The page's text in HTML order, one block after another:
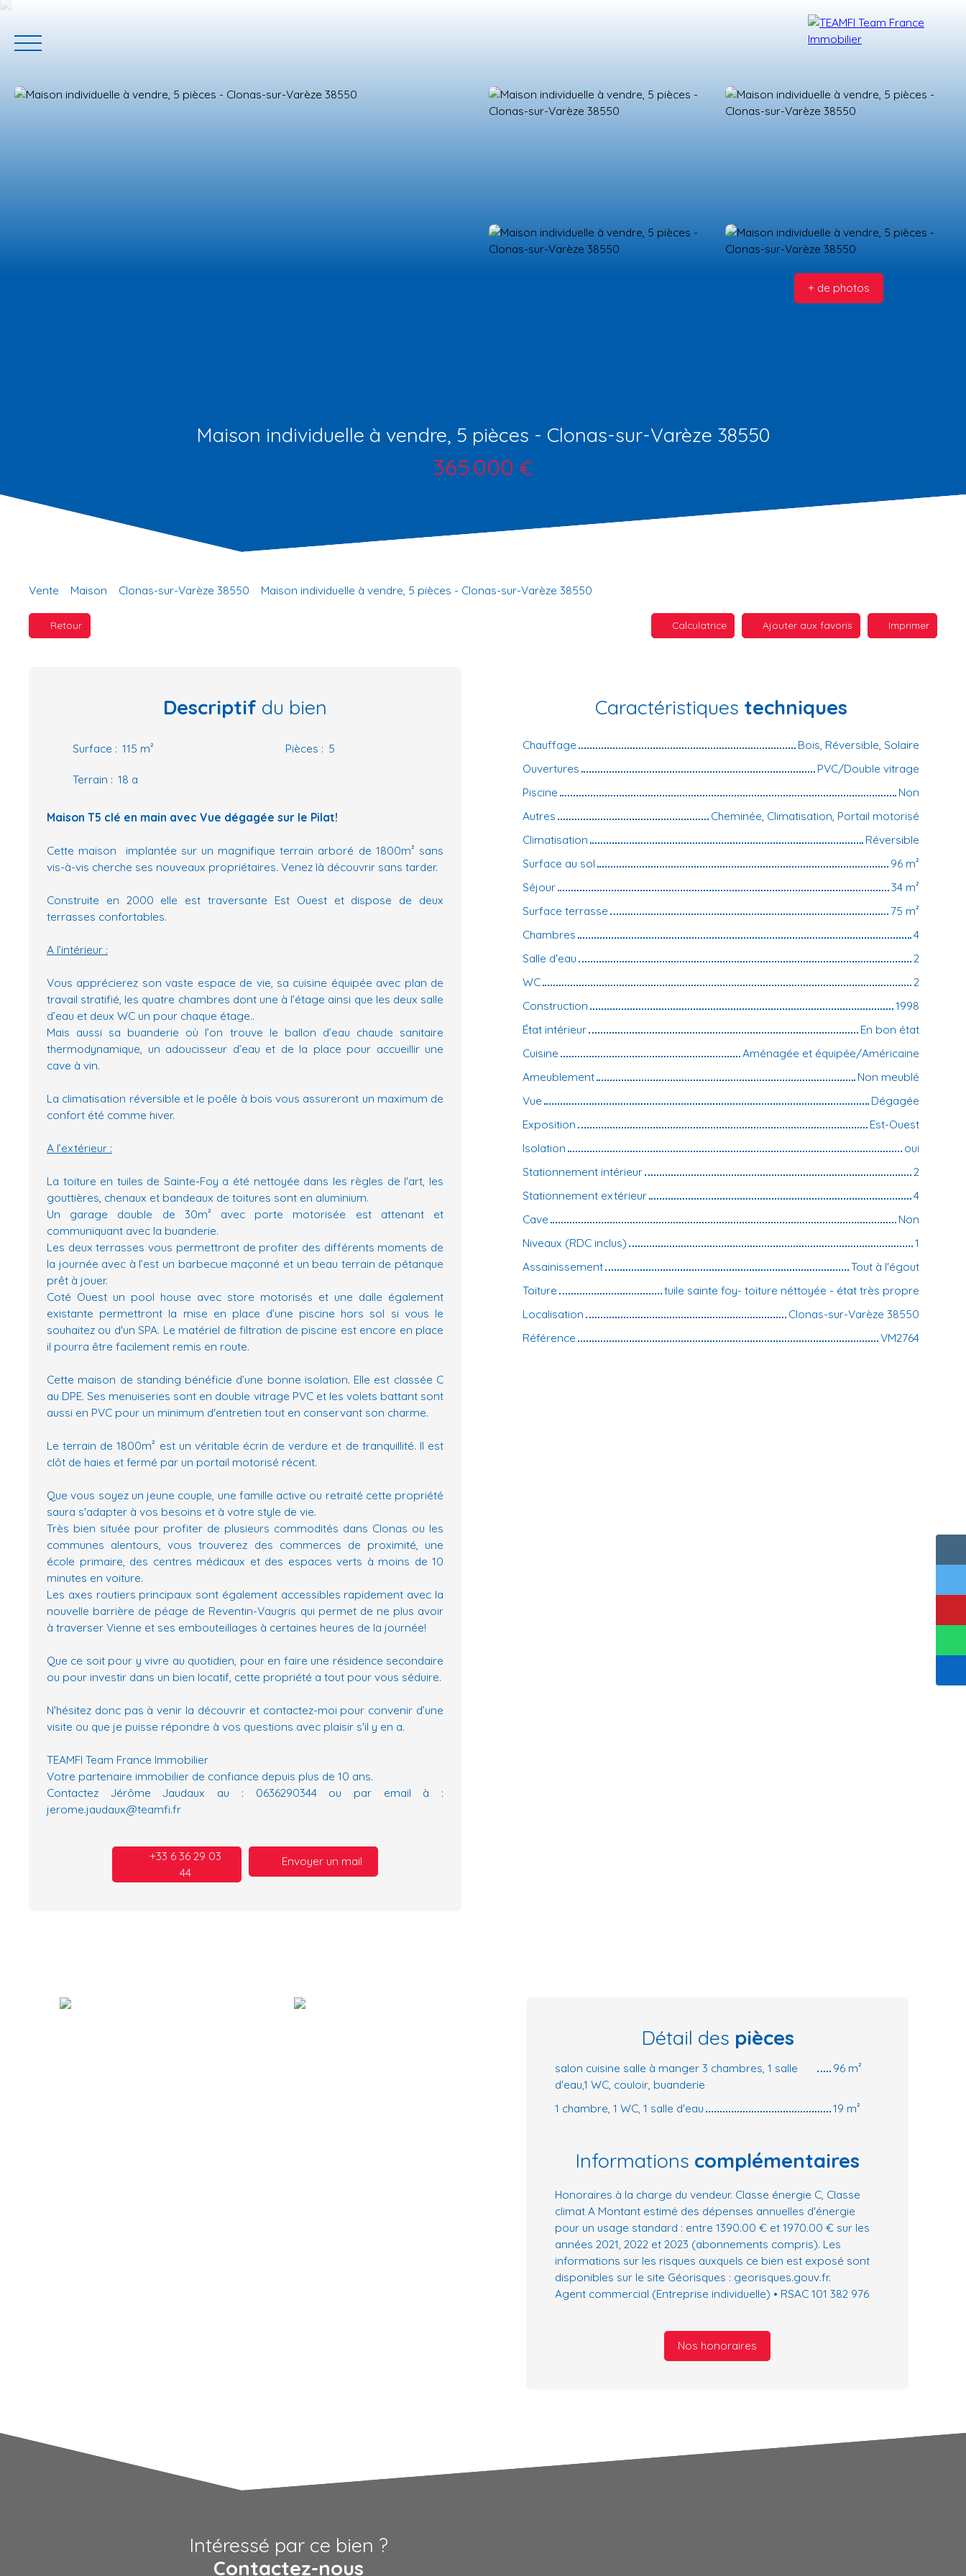
VENDRE LA TEAM RECRUTEMENT TÉMOIGNAGES NOS FORMATIONS BLOG CONTACT
+ de photos
Maison individuelle à vendre, 5 pièces - Clonas-sur-Varèze 38550
365 000 €
Vente Maison Clonas-sur-Varèze 38550 Maison individuelle à vendre, 5 pièces - Clonas-sur-Varèze 38550
Retour Calculatrice Ajouter aux favoris Imprimer
Descriptif du bien
Surface : 115 m² Pièces : 5
Terrain : 18 a
Maison T5 clé en main avec Vue dégagée sur le Pilat!
Cette maison implantée sur un magnifique terrain arboré de 1800m² sans
vis-à-vis cherche ses nouveaux propriétaires. Venez là découvrir sans tarder.
Construite en 2000 elle est traversante Est Ouest et dispose de deux
terrasses confortables.
A l’intérieur :
Vous apprécierez son vaste espace de vie, sa cuisine équipée avec plan de
travail stratifié, les quatre chambres dont une à l’étage ainsi que les deux salle
d’eau et deux WC un pour chaque étage..
Mais aussi sa buanderie où l’on trouve le ballon d’eau chaude sanitaire
thermodynamique, un adoucisseur d’eau et de la place pour accueillir une
cave à vin.
La climatisation réversible et le poêle à bois vous assureront un maximum de
confort été comme hiver.
A l’extérieur :
La toiture en tuiles de Sainte-Foy a été nettoyée dans les règles de l'art, les
gouttières, chenaux et bandeaux de toitures sont en aluminium.
Un garage double de 30m² avec porte motorisée est attenant et
communiquant avec la buanderie.
Les deux terrasses vous permettront de profiter des différents moments de
la journée avec à l’est un barbecue maçonné et un beau terrain de pétanque
prêt à jouer.
Coté Ouest un pool house avec store motorisés et une dalle également
existante permettront la mise en place d’une piscine hors sol si vous le
souhaitez ou d'un SPA. Le matériel de filtration de piscine est encore en place
il pourra être facilement remis en route.
Cette maison de standing bénéficie d’une bonne isolation. Elle est classée C
au DPE. Ses menuiseries sont en double vitrage PVC et les volets battant sont
aussi en PVC pour un minimum d'entretien tout en conservant son charme.
Le terrain de 1800m² est un véritable écrin de verdure et de tranquillité. Il est
clôt de haies et fermé par un portail motorisé récent.
Que vous soyez un jeune couple, une famille active ou retraité cette propriété
saura s'adapter à vos besoins et à votre style de vie.
Très bien située pour profiter de plusieurs commodités dans Clonas ou les
communes alentours, vous trouverez des commerces de proximité, une
école primaire, des centres médicaux et des espaces verts à moins de 10
minutes en voiture.
Les axes routiers principaux sont également accessibles rapidement avec la
nouvelle barrière de péage de Reventin-Vaugris qui permet de ne plus avoir
à traverser Vienne et ses embouteillages à certaines heures de la journée!
Que ce soit pour y vivre au quotidien, pour en faire une résidence secondaire
ou pour investir dans un bien locatif, cette propriété a tout pour vous séduire.
N'hésitez donc pas à venir la découvrir et contactez-moi pour convenir d’une
visite ou que je puisse répondre à vos questions avec plaisir s'il y en a.
TEAMFI Team France Immobilier
Votre partenaire immobilier de confiance depuis plus de 10 ans.
Contactez Jérôme Jaudaux au : 0636290344 ou par email à :
jerome.jaudaux@teamfi.fr
+33 6 36 29 03
44
Envoyer un mail
Caractéristiques techniques
Chauffage
Bois, Réversible, Solaire
Ouvertures
PVC/Double vitrage
Piscine
Non
Autres
Cheminée, Climatisation, Portail motorisé
Climatisation
Réversible
Surface au sol
96 m²
Séjour
34 m²
Surface terrasse
75 m²
Chambres
4
Salle d'eau
2
WC
2
Construction
1998
État intérieur
En bon état
Cuisine
Aménagée et équipée/Américaine
Ameublement
Non meublé
Vue
Dégagée
Exposition
Est-Ouest
Isolation
oui
Stationnement intérieur
2
Stationnement extérieur
4
Cave
Non
Niveaux (RDC inclus)
1
Assainissement
Tout à l'égout
Toiture
tuile sainte foy- toiture néttoyée - état très propre
Localisation
Clonas-sur-Varèze 38550
Référence
VM2764
Détail des pièces
salon cuisine salle à manger 3 chambres, 1 salle
d'eau,1 WC, couloir, buanderie
96 m²
1 chambre, 1 WC, 1 salle d'eau 19 m²
Informations complémentaires
Honoraires à la charge du vendeur. Classe énergie C, Classe
climat A Montant estimé des dépenses annuelles d'énergie
pour un usage standard : entre 1390.00 € et 1970.00 € sur les
années 2021, 2022 et 2023 (abonnements compris). Les
informations sur les risques auxquels ce bien est exposé sont
disponibles sur le site Géorisques : georisques.gouv.fr.
Agent commercial (Entreprise individuelle) • RSAC 101 382 976
Nos honoraires
Intéressé par ce bien ?
Contactez-nous